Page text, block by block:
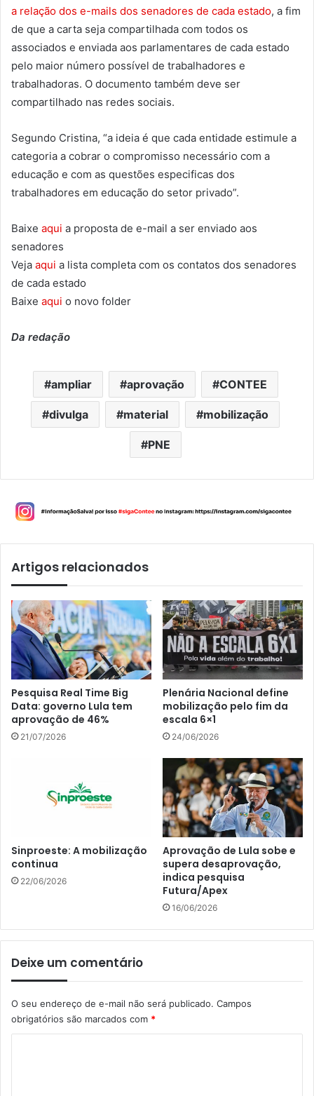
a relação dos e-mails dos senadores de cada estado, a fim
de que a carta seja compartilhada com todos os
associados e enviada aos parlamentares de cada estado
pelo maior número possível de trabalhadores e
trabalhadoras. O documento também deve ser
compartilhado nas redes sociais.
Segundo Cristina, “a ideia é que cada entidade estimule a
categoria a cobrar o compromisso necessário com a
educação e com as questões especificas dos
trabalhadores em educação do setor privado”.
Baixe aqui a proposta de e-mail a ser enviado aos
senadores
Veja aqui a lista completa com os contatos dos senadores
de cada estado
Baixe aqui o novo folder
Da redação
ampliar aprovação CONTEE
divulga material mobilização
PNE
Artigos relacionados
Pesquisa Real Time Big
Data: governo Lula tem
aprovação de 46%
21/07/2026
Plenária Nacional define
mobilização pelo fim da
escala 6×1
24/06/2026
Sinproeste: A mobilização
continua
22/06/2026
Aprovação de Lula sobe e
supera desaprovação,
indica pesquisa
Futura/Apex
16/06/2026
Deixe um comentário
O seu endereço de e-mail não será publicado. Campos
obrigatórios são marcados com *